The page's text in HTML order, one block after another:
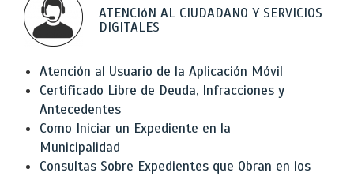
ATENCIóN AL CIUDADANO Y SERVICIOS
DIGITALES
Atención al Usuario de la Aplicación Móvil
Certificado Libre de Deuda, Infracciones y
Antecedentes
Como Iniciar un Expediente en la
Municipalidad
Consultas Sobre Expedientes que Obran en los